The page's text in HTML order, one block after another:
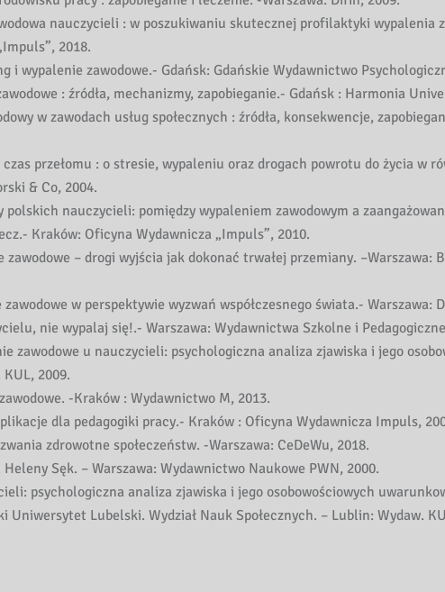
nauczycieli : w poszukiwaniu skutecznej profilaktyki wypalenia
2018.
i wypalenie zawodowe.- Gdańsk: Gdańskie Wydawnictwo
: źródła, mechanizmy, zapobieganie.- Gdańsk : Harmonia
w zawodach usług społecznych : źródła, konsekwencje,
przełomu : o stresie, wypaleniu oraz drogach powrotu do życia w
& Co, 2004.
polskich nauczycieli: pomiędzy wypaleniem zawodowym a
Kraków: Oficyna Wydawnicza „Impuls”, 2010.
– drogi wyjścia jak dokonać trwałej przemiany. –Warszawa:
w perspektywie wyzwań współczesnego świata.- Warszawa:
nie wypalaj się!.- Warszawa: Wydawnictwa Szkolne i
zawodowe u nauczycieli: psychologiczna analiza zjawiska i jego
2009.
-Kraków : Wydawnictwo M, 2013.
dla pedagogiki pracy.- Kraków : Oficyna Wydawnicza Impuls,
zdrowotne społeczeństw. -Warszawa: CeDeWu, 2018.
Sęk. – Warszawa: Wydawnictwo Naukowe PWN, 2000.
psychologiczna analiza zjawiska i jego osobowościowych
Uniwersytet Lubelski. Wydział Nauk Społecznych. – Lublin: Wydaw.